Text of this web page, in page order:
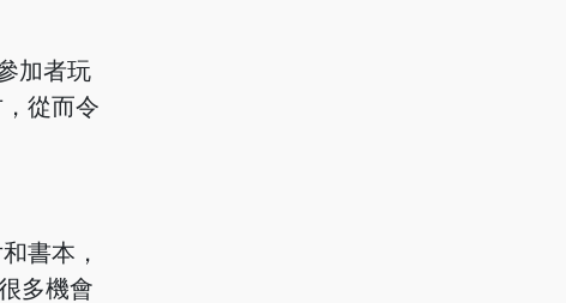
加者玩
從而令
書本，
多機會